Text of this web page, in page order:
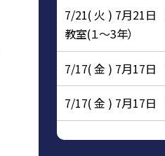
7/21( 火 ) 7月21
教室(１～3年）
7/17( 金 ) 7月17
7/17( 金 ) 7月17